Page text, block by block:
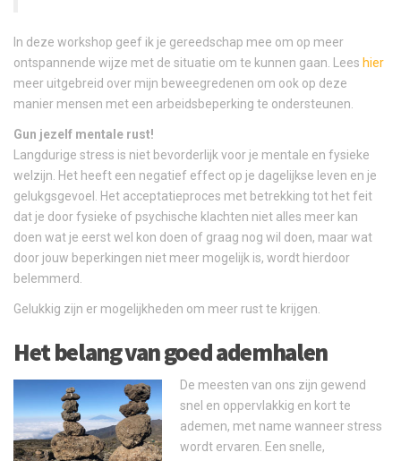
In deze workshop geef ik je gereedschap mee om op meer
ontspannende wijze met de situatie om te kunnen gaan. Lees hier
meer uitgebreid over mijn beweegredenen om ook op deze
manier mensen met een arbeidsbeperking te ondersteunen.
Gun jezelf mentale rust!
Langdurige stress is niet bevorderlijk voor je mentale en fysieke
welzijn. Het heeft een negatief effect op je dagelijkse leven en je
gelukgsgevoel. Het acceptatieproces met betrekking tot het feit
dat je door fysieke of psychische klachten niet alles meer kan
doen wat je eerst wel kon doen of graag nog wil doen, maar wat
door jouw beperkingen niet meer mogelijk is, wordt hierdoor
belemmerd.
Gelukkig zijn er mogelijkheden om meer rust te krijgen.
Het belang van goed ademhalen
De meesten van ons zijn gewend
snel en oppervlakkig en kort te
ademen, met name wanneer stress
wordt ervaren. Een snelle,